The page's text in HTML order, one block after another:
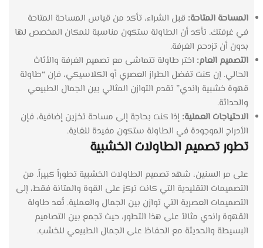
المساحة المتاحة: قبل الشراء، تأكد من قياس المساحة المتاحة
في غرفتك. تأكد أن الطاولة ستكون مناسبة للمكان المخصص لها
بدون أن تزدحم الغرفة.
التصميم العام: اختر طاولة تتماشى مع تصميم الغرفة والأثاث
الحالي. إن كنت تفضل الطراز العصري أو الكلاسيكي، فإن “طاولة
قهوة خشبية راندي” تقدم التوازن المثالي بين الجمال الطبيعي
والحداثة.
الاحتياجات العملية: إذا كنت بحاجة إلى مساحة تخزين إضافية، فإن
الأدراج الموجودة في الطاولة ستكون مفيدة للغاية.
تطور تصميم الطاولات الخشبية
على مر السنين، شهد تصميم الطاولات الخشبية تطوراً كبيراً. من
التصميمات التقليدية التي كانت تركز على القوة والمتانة فقط، إلى
التصميمات العصرية التي توازن بين الجمال والعملية. تُعد طاولة
القهوة راندي مثالاً على هذا التطور، حيث تجمع بين التصاميم
البسيطة والحديثة مع الحفاظ على الجمال الطبيعي للخشب.